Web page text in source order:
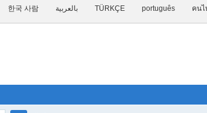
한국 사람 بالعربية TÜRKÇE português คนไ